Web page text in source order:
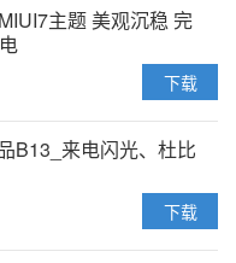
主题 美观沉稳 完
下载
B13_来电闪光、杜比
下载